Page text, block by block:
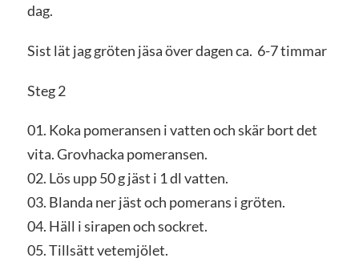
dag.
Sist lät jag gröten jäsa över dagen ca. 6-7 timmar
Steg 2
01. Koka pomeransen i vatten och skär bort det
vita. Grovhacka pomeransen.
02. Lös upp 50 g jäst i 1 dl vatten.
03. Blanda ner jäst och pomerans i gröten.
04. Häll i sirapen och sockret.
05. Tillsätt vetemjölet.